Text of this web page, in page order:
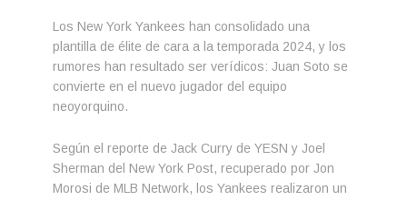
Los New York Yankees han consolidado una
plantilla de élite de cara a la temporada 2024, y los
rumores han resultado ser verídicos: Juan Soto se
convierte en el nuevo jugador del equipo
neoyorquino.
Según el reporte de Jack Curry de YESN y Joel
Sherman del New York Post, recuperado por Jon
Morosi de MLB Network, los Yankees realizaron un